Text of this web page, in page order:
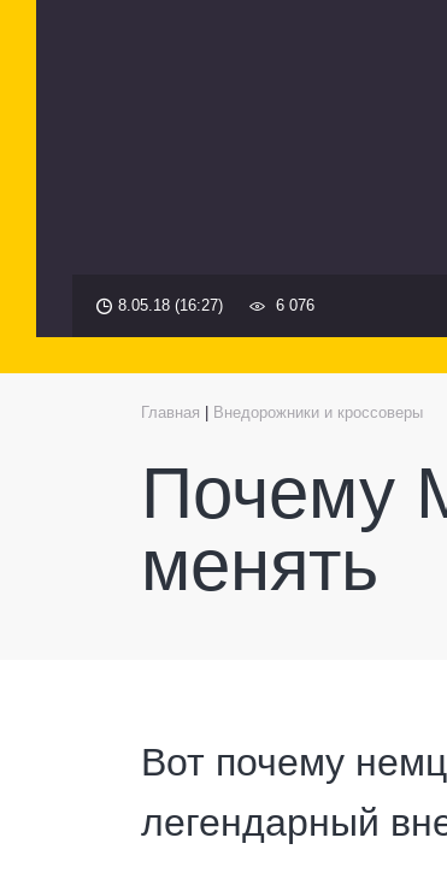
8.05.18 (16:27) 6 076
Главная Внедорожники и кроссоверы
Почему
менять
Вот почему
легендарный